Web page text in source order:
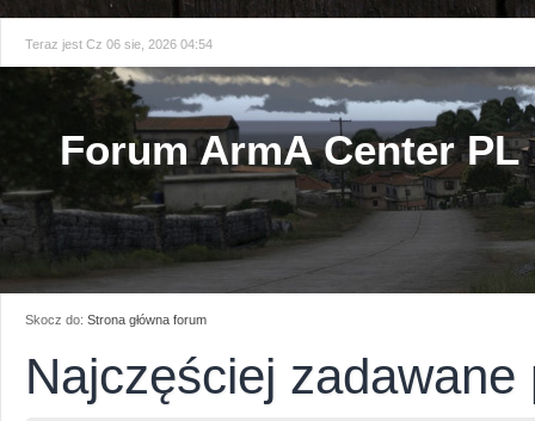
Teraz jest Cz 06 sie, 2026 04:54
Forum ArmA Center PL
Skocz do: Strona główna forum
Najczęściej zadawane